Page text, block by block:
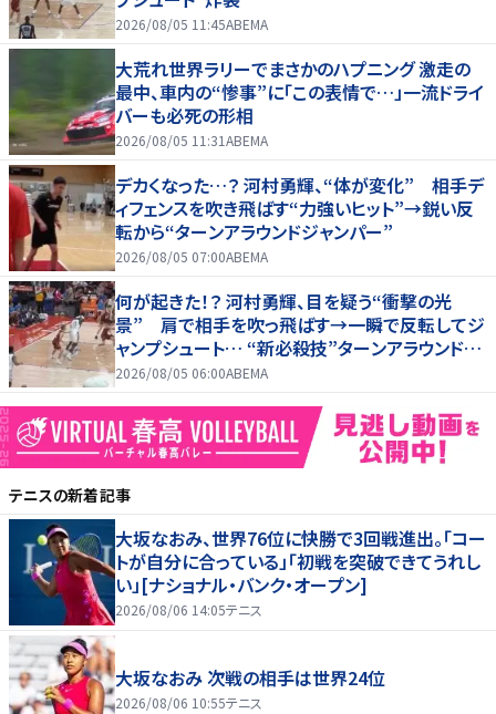
2026/08/05 11:45ABEMA
大荒れ世界ラリーでまさかのハプニング 激走の
最中、車内の“惨事”に「この表情で…」一流ドライ
バーも必死の形相
2026/08/05 11:31ABEMA
デカくなった…？ 河村勇輝、“体が変化” 相手デ
ィフェンスを吹き飛ばす“力強いヒット”→鋭い反
転から“ターンアラウンドジャンパー”
2026/08/05 07:00ABEMA
何が起きた！？ 河村勇輝、目を疑う“衝撃の光
景” 肩で相手を吹っ飛ばす→一瞬で反転してジ
ャンプシュート… “新必殺技”ターンアラウンドジ
ャンパー炸裂
2026/08/05 06:00ABEMA
テニスの新着記事
大坂なおみ、世界76位に快勝で3回戦進出。「コー
トが自分に合っている」「初戦を突破できてうれし
い」[ナショナル・バンク・オープン]
2026/08/06 14:05テニス
大坂なおみ 次戦の相手は世界24位
2026/08/06 10:55テニス